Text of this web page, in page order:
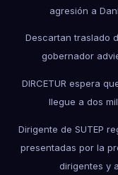
agresión a
Descartan traslado
gobernador
DIRCETUR espera
llegue a dos
Dirigente de SUTEP
presentadas por la
dirigentes y